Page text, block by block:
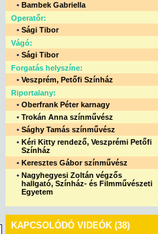
• Bambek Gabriella
Operatőr:
• Sági Tibor
Vágó:
• Sági Tibor
Forgatás helyszíne:
• Veszprém, Petőfi Színház
Riportalany:
• Oberfrank Péter karnagy
• Trokán Anna színművész
• Sághy Tamás színművész
• Kéri Kitty rendező, Veszprémi Petőfi
Színház
• Keresztes Gábor színművész
• Nagyhegyesi Zoltán végzős
hallgató, Színház- és Filmművészeti
Egyetem
KAPCSOLÓDÓ VIDEÓK (38)